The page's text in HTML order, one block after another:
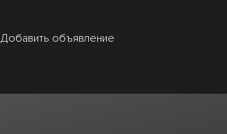
Добавить объявление